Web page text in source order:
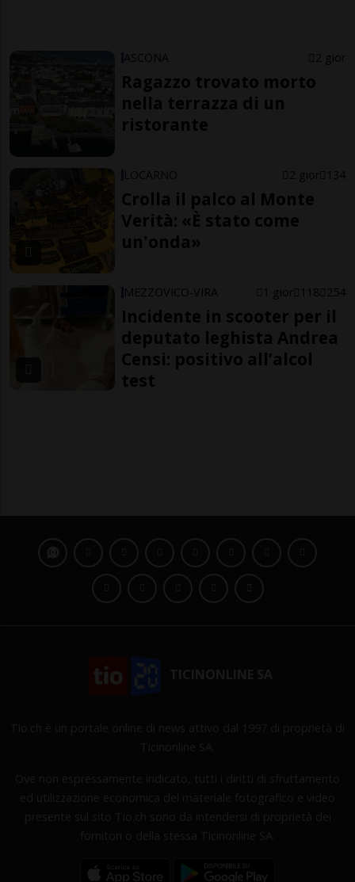
ASCONA 2 gior
Ragazzo trovato morto
nella terrazza di un
ristorante
LOCARNO 2 gior 134
Crolla il palco al Monte
Verità: «È stato come
un'onda»
MEZZOVICO-VIRA 1 gior 118 254
Incidente in scooter per il
deputato leghista Andrea
Censi: positivo all’alcol
test